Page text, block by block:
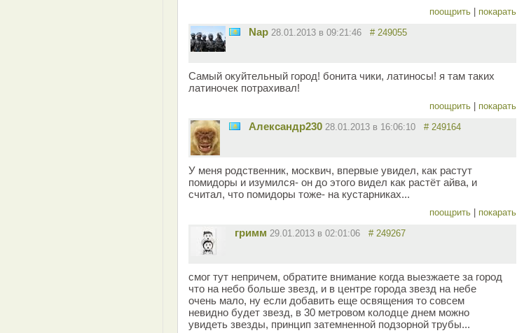
поощрить покарать
Nap 28.01.2013 в 09:21:46 # 249055
Самый окуйтельный город! бонита чики, латиносы! я там таких
латиночек потрахивал!
поощрить покарать
Александр230 28.01.2013 в 16:06:10 # 249164
У меня родственник, москвич, впервые увидел, как растут
помидоры и изумился- он до этого видел как растёт айва, и
считал, что помидоры тоже- на кустарниках...
поощрить покарать
гримм 29.01.2013 в 02:01:06 # 249267
смог тут непричем, обратите внимание когда выезжаете за город
что на небо больше звезд, и в центре города звезд на небе
очень мало, ну если добавить еще освящения то совсем
невидно будет звезд, в 30 метровом колодце днем можно
увидеть звезды, принцип затемненной подзорной трубы...